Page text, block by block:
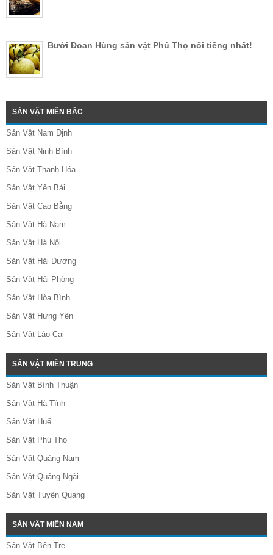
Bưởi Đoan Hùng sản vật Phú Thọ nổi tiếng nhất!
SẢN VẬT MIỀN BẮC
Sản Vật Nam Định
Sản Vật Ninh Bình
Sản Vật Thanh Hóa
Sản Vật Yên Bái
Sản Vật Cao Bằng
Sản Vật Hà Nam
Sản Vật Hà Nội
Sản Vật Hải Dương
Sản Vật Hải Phòng
Sản Vật Hòa Bình
Sản Vật Hưng Yên
Sản Vật Lào Cai
SẢN VẬT MIỀN TRUNG
Sản Vật Bình Thuận
Sản Vật Hà Tĩnh
Sản Vật Huế
Sản Vật Phú Thọ
Sản Vật Quảng Nam
Sản Vật Quảng Ngãi
Sản Vật Tuyên Quang
SẢN VẬT MIỀN NAM
Sản Vật Bến Tre